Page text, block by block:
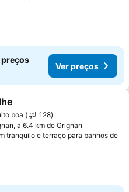
preços
Ver preços
aos favoritos
boa
128
a 6.4 km de Grignan
tranquilo e terraço para banhos de